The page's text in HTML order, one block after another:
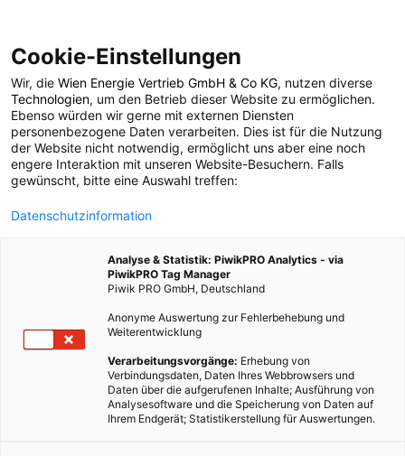
POSTS BY TAG
Bodenverschmutzung
1 BEITRAG
Cookie-Einstellungen
Wir, die Wien Energie Vertrieb GmbH & Co KG, nutzen diverse
Technologien, um den Betrieb dieser Website zu ermöglichen.
Ebenso würden wir gerne mit externen Diensten
personenbezogene Daten verarbeiten. Dies ist für die Nutzung
der Website nicht notwendig, ermöglicht uns aber eine noch
engere Interaktion mit unseren Website-Besuchern. Falls
gewünscht, bitte eine Auswahl treffen:
Datenschutzinformation
Analyse & Statistik: PiwikPRO Analytics - via
PiwikPRO Tag Manager
Piwik PRO GmbH, Deutschland
Anonyme Auswertung zur Fehlerbehebung und
Weiterentwicklung
Verarbeitungsvorgänge: Erhebung von
Verbindungsdaten, Daten Ihres Webbrowsers und
Daten über die aufgerufenen Inhalte; Ausführung von
Analysesoftware und die Speicherung von Daten auf
Ihrem Endgerät; Statistikerstellung für Auswertungen.